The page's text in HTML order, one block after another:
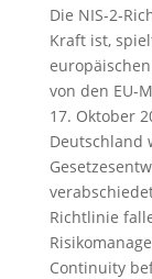
Die NIS-2-
Kraft ist,
von den EU-
17. Oktober
Deutschland
Richtlinie
Continuity